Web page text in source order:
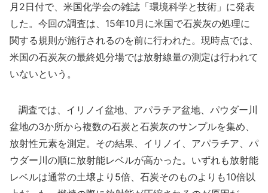
月2日付で、米国化学会の雑誌「環境科学と技術」に発表
した。今回の調査は、15年10月に米国で石炭灰の処理に
関する規則が施行されるのを前に行われた。現時点では、
米国の石炭灰の最終処分場では放射線量の測定は行われて
いないという。
調査では、イリノイ盆地、アパラチア盆地、パウダー川
盆地の3か所から複数の石炭と石炭灰のサンプルを集め、
放射性元素を測定。その結果、イリノイ、アパラチア、パ
ウダー川の順に放射能レベルが高かった。いずれも放射能
レベルは通常の土壌より5倍、石炭そのものよりも10倍以